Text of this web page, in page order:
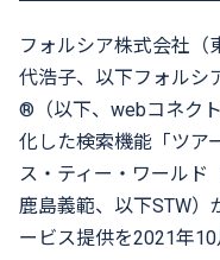
フォルシア株式会社（
代浩子、以下フォルシ
® （以下、 webコネク
化した検索機能「ツア
ス・ティー・ワールド
鹿島義範、以下STW）
ービス提供を2021年10